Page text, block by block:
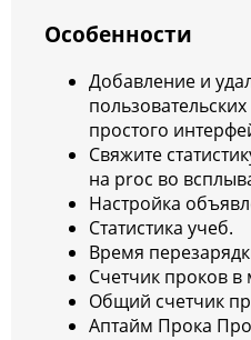
Особенности
Добавление и
простого
Свяжите
на proc во
Настройка
Статистика учеб.
Время
Счетчик проков в
Общий счетчик
Аптайм Прока